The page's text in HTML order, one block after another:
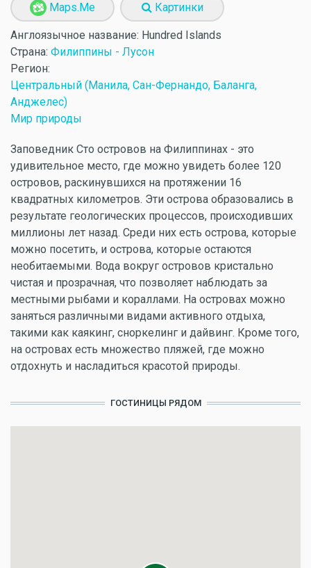
Maps.Me Картинки
Англоязычное название: Hundred Islands
Страна: Филиппины - Лусон
Регион:
Центральный (Манила, Сан-Фернандо, Баланга,
Анджелес)
Мир природы
Заповедник Сто островов на Филиппинах - это
удивительное место, где можно увидеть более 120
островов, раскинувшихся на протяжении 16
квадратных километров. Эти острова образовались в
результате геологических процессов, происходивших
миллионы лет назад. Среди них есть острова, которые
можно посетить, и острова, которые остаются
необитаемыми. Вода вокруг островов кристально
чистая и прозрачная, что позволяет наблюдать за
местными рыбами и кораллами. На островах можно
заняться различными видами активного отдыха,
такими как каякинг, сноркелинг и дайвинг. Кроме того,
на островах есть множество пляжей, где можно
отдохнуть и насладиться красотой природы.
ГОСТИНИЦЫ РЯДОМ